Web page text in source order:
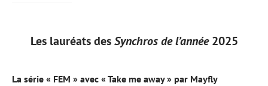
Les lauréats desSynchros de l’année2025
La série « FEM » avec « Take me away » par Mayfly